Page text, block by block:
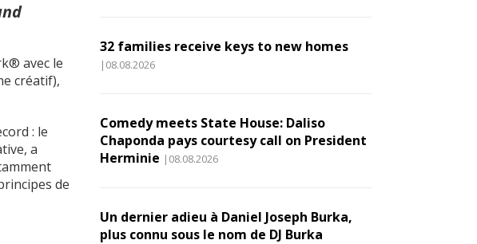
avec le
créatif),
: le
a
de
32 families receive keys to new homes
|08.08.2026
Comedy meets State House: Daliso
Chaponda pays courtesy call on President
Herminie |08.08.2026
Un dernier adieu à Daniel Joseph Burka,
plus connu sous le nom de DJ Burka